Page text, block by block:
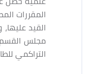
المقررات
القيد
مجلس
التراكمي